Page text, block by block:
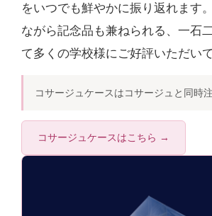
をいつでも鮮やかに振り返れます
ながら記念品も兼ねられる、一石
て多くの学校様にご好評いただい
コサージュケースはコサージュと同時
コサージュケースはこちら →